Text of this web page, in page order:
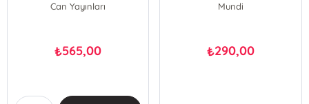
Can Yayınları
₺565,00
Mundi
₺290,00